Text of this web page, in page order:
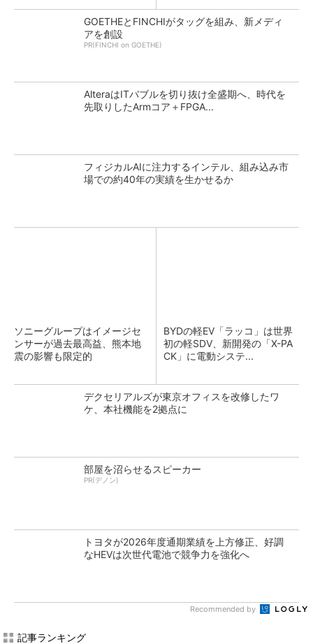
GOETHEとFINCHIがタッグを組み、新メディ
アを創設
PR(FINCHI on GOETHE)
AlteraはITバブルを切り抜け全盛期へ、時代を
先取りしたArmコア＋FPGA...
フィジカルAIに注力するインテル、組み込み市
場での約40年の実績を生かせるか
ソニーグループはイメージセ
ンサーが過去最高益、熊本地
震の影響も限定的
BYDの軽EV「ラッコ」は世界
初の軽SDV、新開発の「X-PA
CK」に電動システ...
デクセリアルズが東京オフィスを改修したワ
ケ、本社機能を2拠点に
部屋を沼らせるスピーカー
PR(デノン)
トヨタが2026年度通期業績を上方修正、好調
なHEVは次世代電池で競争力を強化へ
Recommended by
記事ランキング